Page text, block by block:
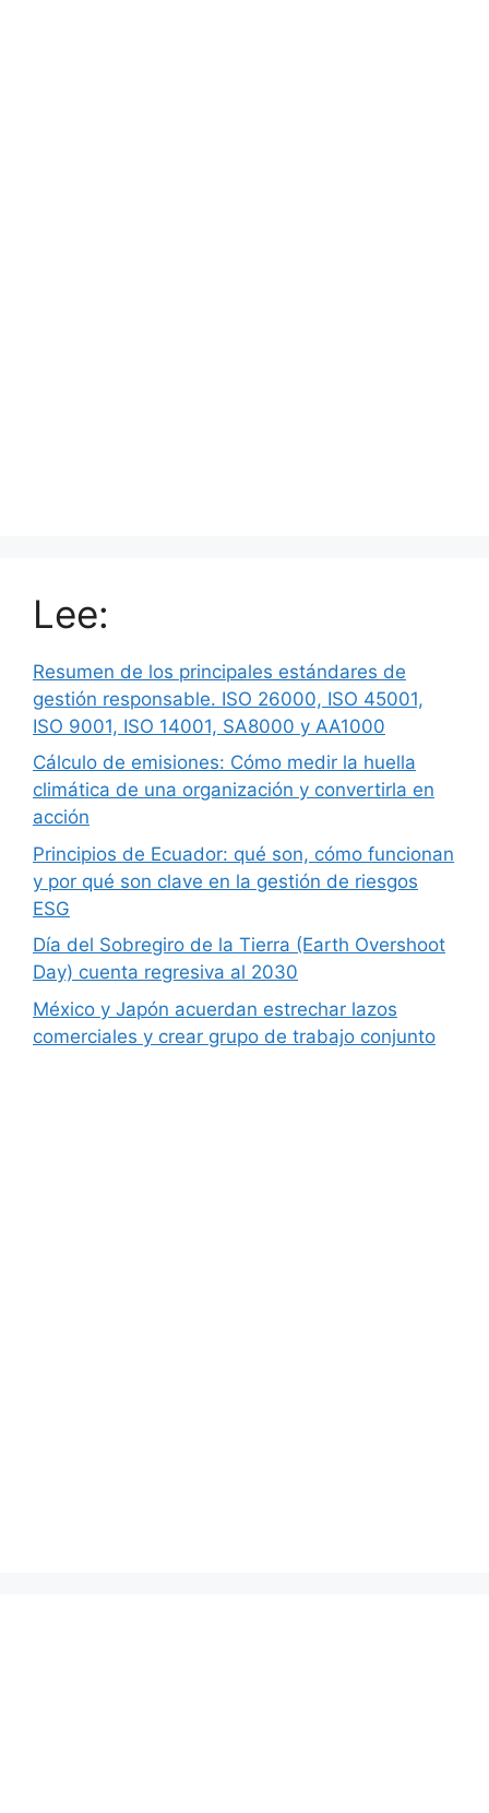
Lee:
Resumen de los principales estándares de
gestión responsable. ISO 26000, ISO 45001,
ISO 9001, ISO 14001, SA8000 y AA1000
Cálculo de emisiones: Cómo medir la huella
climática de una organización y convertirla en
acción
Principios de Ecuador: qué son, cómo funcionan
y por qué son clave en la gestión de riesgos
ESG
Día del Sobregiro de la Tierra (Earth Overshoot
Day) cuenta regresiva al 2030
México y Japón acuerdan estrechar lazos
comerciales y crear grupo de trabajo conjunto